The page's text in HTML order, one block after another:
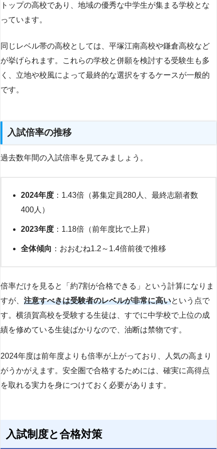
トップの高校であり、地域の優秀な中学生が集まる学校とな
っています。
同じレベル帯の高校としては、平塚江南高校や鎌倉高校など
が挙げられます。これらの学校と併願を検討する受験生も多
く、立地や校風によって最終的な選択をするケースが一般的
です。
入試倍率の推移
過去数年間の入試倍率を見てみましょう。
2024年度 ：1.43倍（募集定員280人、最終志願者数
400人）
2023年度 ：1.18倍（前年度比で上昇）
全体傾向 ：おおむね1.2～1.4倍前後で推移
倍率だけを見ると「約7割が合格できる」という計算になりま
すが、 注意すべきは受験者のレベルが非常に高いという点で
す。横須賀高校を受験する生徒は、すでに中学校で上位の成
績を修めている生徒ばかりなので、油断は禁物です。
2024年度は前年度よりも倍率が上がっており、人気の高まり
がうかがえます。安全圏で合格するためには、確実に高得点
を取れる実力を身につけておく必要があります。
入試制度と合格対策